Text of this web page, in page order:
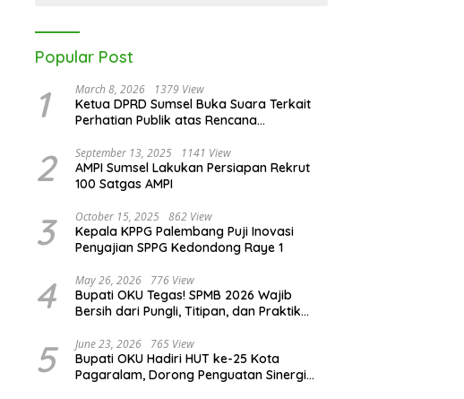
Popular Post
1 March 8, 2026 1379 View
Ketua DPRD Sumsel Buka Suara Terkait
Perhatian Publik atas Rencana
2 September 13, 2025 1141 View
AMPI Sumsel Lakukan Persiapan Rekrut
100 Satgas AMPI
3 October 15, 2025 862 View
Kepala KPPG Palembang Puji Inovasi
Penyajian SPPG Kedondong Raye 1
4 May 26, 2026 776 View
Bupati OKU Tegas! SPMB 2026 Wajib
Bersih dari Pungli, Titipan, dan Praktik
5 June 23, 2026 765 View
Bupati OKU Hadiri HUT ke-25 Kota
Pagaralam, Dorong Penguatan Sinergi